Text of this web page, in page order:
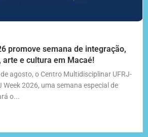
promove semana de integração,
arte e cultura em Macaé!
agosto, o Centro Multidisciplinar UFRJ-
Week 2026, uma semana especial de
o...